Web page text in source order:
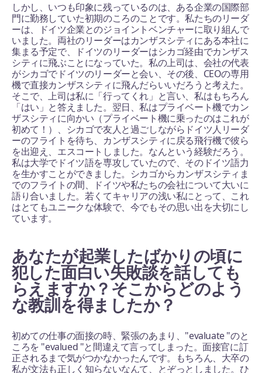
しかし、いつも印象に残っているのは、ある企業の国際部
門に勤務していた初期のころのことです。私たちのリーダ
ーは、ドイツ企業とのジョイントベンチャーに取り組んで
いました。両社のリーダーはカンザスシティにある本社に
集まる予定で、ドイツのリーダーはシカゴ経由でカンザス
シティに飛ぶことになっていた。私の上司は、会社の代表
がシカゴでドイツのリーダーと会い、その後、CEOの専用
機で直接カンザスシティに飛んだらいいだろうと考えた。
そこで、上司は私に「行ってくれ」と言い、私はもちろん
「はい」と答えました。翌日、私はプライベート機でカン
ザスシティに向かい（プライベート機に乗ったのはこれが
初めて！）、シカゴで友人と過ごしながらドイツ人リーダ
ーのフライトを待ち、カンザスシティに戻る飛行機で彼ら
を出迎え、エスコートしました。なんという経験だろう。
私は大学でドイツ語を専攻していたので、そのドイツ語力
を生かすことができました。シカゴからカンザスシティま
でのフライトの間、ドイツや私たちの会社について大いに
語り合いました。若くてキャリアの浅い私にとって、これ
はとてもユニークな体験で、今でもその思い出を大切にし
ています。
あなたが起業したばかりの頃に
犯した面白い失敗談を話しても
らえますか？そこからどのよう
な教訓を得ましたか？
初めての仕事の面接の時、緊張のあまり、"evaluate "のと
ころを "evalued "と間違えて言ってしまった。面接官に訂
正されるまで気がつかなかったんです。もちろん、大卒の
私が文法も正しく知らないなんて、とぞっとしました。ひ